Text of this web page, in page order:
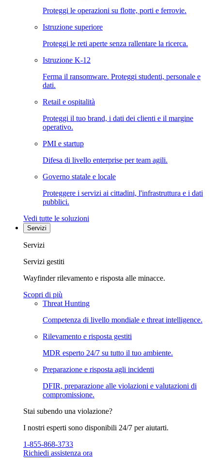
Proteggi le operazioni su flotte, porti e ferrovie.
Istruzione superiore
Proteggi le reti aperte senza rallentare la ricerca.
Istruzione K-12
Ferma il ransomware. Proteggi studenti, personale e
dati.
Retail e ospitalità
Proteggi il tuo brand, i dati dei clienti e il margine
operativo.
PMI e startup
Difesa di livello enterprise per team agili.
Governo statale e locale
Proteggere i servizi ai cittadini, l'infrastruttura e i dati
pubblici.
Vedi tutte le soluzioni
Servizi
Servizi
Servizi gestiti
Wayfinder rilevamento e risposta alle minacce.
Scopri di più
Threat Hunting
Competenza di livello mondiale e threat intelligence.
Rilevamento e risposta gestiti
MDR esperto 24/7 su tutto il tuo ambiente.
Preparazione e risposta agli incidenti
DFIR, preparazione alle violazioni e valutazioni di
compromissione.
Stai subendo una violazione?
I nostri esperti sono disponibili 24/7 per aiutarti.
1-855-868-3733
Richiedi assistenza ora